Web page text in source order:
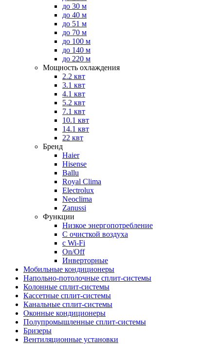
до 30 м
до 40 м
до 51 м
до 70 м
до 100 м
до 140 м
до 220 м
Мощность охлаждения
2.2 квт
3.1 квт
4.1 квт
5.2 квт
7.1 квт
10.1 квт
14.1 квт
22 квт
Бренд
Haier
Hisense
Ballu
Royal Clima
Electrolux
Neoclima
Zanussi
Функции
Низкое энергопотребление
С очисткой воздуха
с Wi-Fi
On/Off
Инверторные
Мобильные кондиционеры
Напольно-потолоч​ные ​сплит-системы
Колонные ​​сплит-системы
Кассетные сплит-системы
Канальные сплит-системы
Оконные кондиционеры
Полупромышленные сплит-системы
Бризеры
Вентиляционные установки